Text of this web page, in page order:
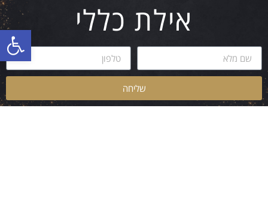
פתח אילת כללי
שליחה